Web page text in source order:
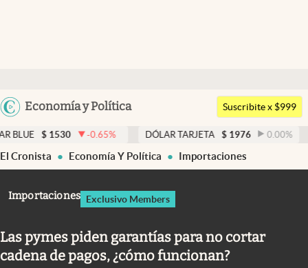
Argentina
Economía y Política
Members
Economía y Política
Finanzas y Mercados
Columnistas
Otras secciones
Suscribite x $999
-0.65% DÓLAR TARJETA $ 1976 0.00 % DÓLAR
El Cronista Economía Y Política Importaciones
Importaciones Exclusivo Members
Las pymes piden garantías para no cortar
cadena de pagos, ¿cómo funcionan?